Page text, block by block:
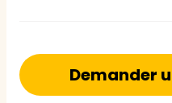
Demander